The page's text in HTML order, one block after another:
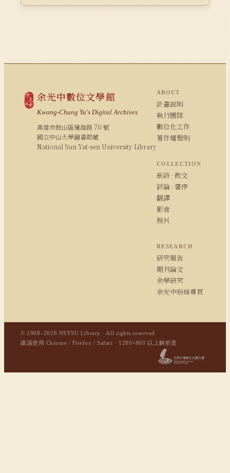
余光中數位文學館
Kwang-Chung Yu's Digital Archives
高雄市鼓山區蓮海路 70 號
國立中山大學圖書館藏
National Sun Yat-sen University Library
ABOUT
計畫說明
執行團隊
數位化工作
著作權聲明
COLLECTION
新詩 · 散文
評論 · 書序
翻譯
影音
照片
RESEARCH
研究報告
期刊論文
余學研究
余光中粉絲專頁
© 2008–2026 NSYSU Library · All rights reserved
建議使用 Chrome / Firefox / Safari · 1280×800 以上解析度